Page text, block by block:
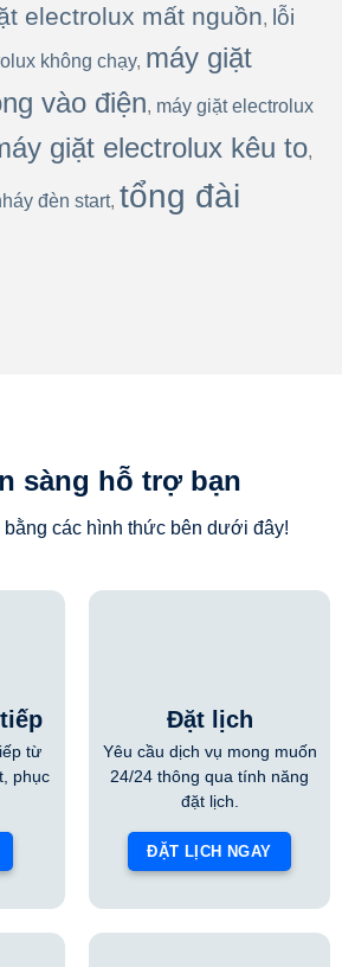
electrolux mất nguồn, lỗi
không chạy, máy giặt
vào điện, máy giặt electrolux
giặt electrolux kêu to,
đèn start, tổng đài
sàng hỗ trợ bạn
bằng các hình thức bên dưới đây!
từ
phục
Đặt lịch
Yêu cầu dịch vụ mong muốn
24/24 thông qua tính năng
đặt lịch.
ĐẶT LỊCH NGAY